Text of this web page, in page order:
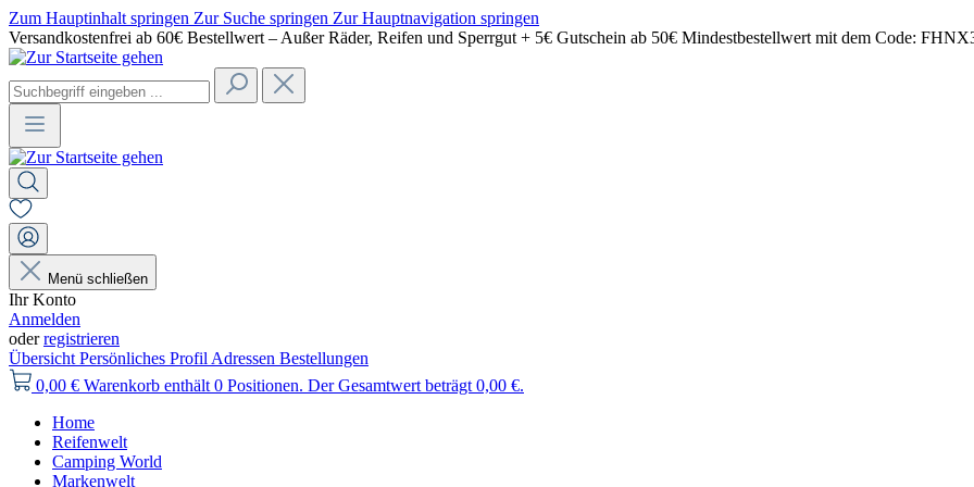
Zum Hauptinhalt springen Zur Suche springen Zur Hauptnavigation springen
Versandkostenfrei ab 60€ Bestellwert – Außer Räder, Reifen und Sperrgut + 5€ Gutschein ab 50€ Mindestbestellwert mit dem Code:
Menü schließen
Ihr Konto
Anmelden
oderregistrieren
Übersicht Persönliches Profil Adressen Bestellungen
0,00 € Warenkorb enthält 0 Positionen. Der Gesamtwert beträgt 0,00 €.
Home
Reifenwelt
Camping World
Markenwelt